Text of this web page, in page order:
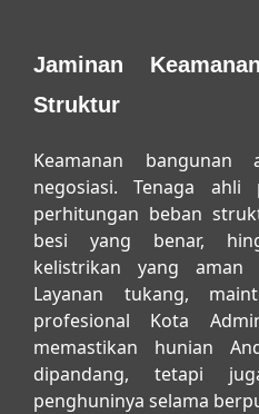
Jaminan
Struktur
Keamanan
negosiasi. Tenaga ahli
perhitungan beban
besi yang benar,
kelistrikan yang
Layanan tukang,
profesional Kota
memastikan hunian
dipandang, tetapi
penghuninya selama